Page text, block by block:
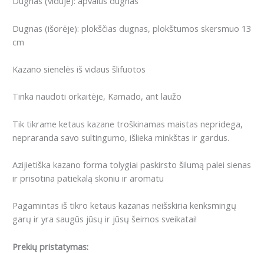
Dugnas (išorėje): plokščias dugnas, plokštumos skersmuo 13
cm
Kazano sienelės iš vidaus šlifuotos
Tinka naudoti orkaitėje, Kamado, ant laužo
Tik tikrame ketaus kazane troškinamas maistas nepridega,
nepraranda savo sultingumo, išlieka minkštas ir gardus.
Azijietiška kazano forma tolygiai paskirsto šilumą palei sienas
ir prisotina patiekalą skoniu ir aromatu
Pagamintas iš tikro ketaus kazanas neišskiria kenksmingų
garų ir yra saugūs jūsų ir jūsų šeimos sveikatai!
Prekių pristatymas: